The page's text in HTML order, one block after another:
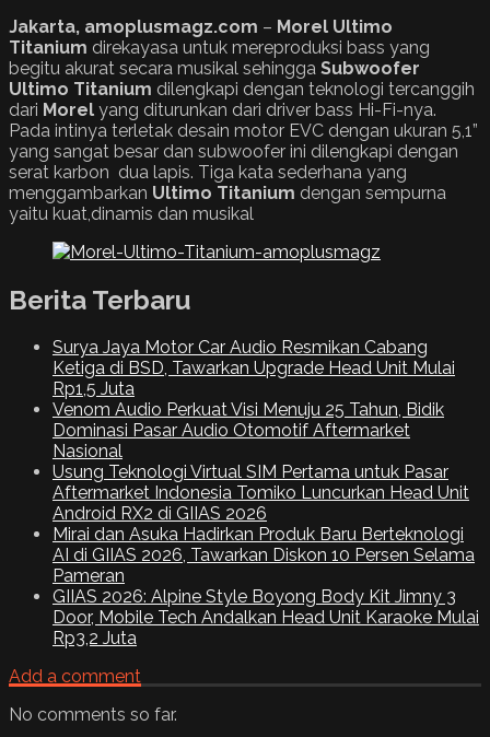
Jakarta, amoplusmagz.com – Morel Ultimo
Titanium direkayasa untuk mereproduksi bass yang
begitu akurat secara musikal sehingga Subwoofer
Ultimo Titanium dilengkapi dengan teknologi tercanggih
dari Morel yang diturunkan dari driver bass Hi-Fi-nya.
Pada intinya terletak desain motor EVC dengan ukuran 5,1”
yang sangat besar dan subwoofer ini dilengkapi dengan
serat karbon dua lapis. Tiga kata sederhana yang
menggambarkan Ultimo Titanium dengan sempurna
yaitu kuat,dinamis dan musikal
Berita Terbaru
Surya Jaya Motor Car Audio Resmikan Cabang
Ketiga di BSD, Tawarkan Upgrade Head Unit Mulai
Rp1,5 Juta
Venom Audio Perkuat Visi Menuju 25 Tahun, Bidik
Dominasi Pasar Audio Otomotif Aftermarket
Nasional
Usung Teknologi Virtual SIM Pertama untuk Pasar
Aftermarket Indonesia Tomiko Luncurkan Head Unit
Android RX2 di GIIAS 2026
Mirai dan Asuka Hadirkan Produk Baru Berteknologi
AI di GIIAS 2026, Tawarkan Diskon 10 Persen Selama
Pameran
GIIAS 2026: Alpine Style Boyong Body Kit Jimny 3
Door, Mobile Tech Andalkan Head Unit Karaoke Mulai
Rp3,2 Juta
Add a comment
No comments so far.